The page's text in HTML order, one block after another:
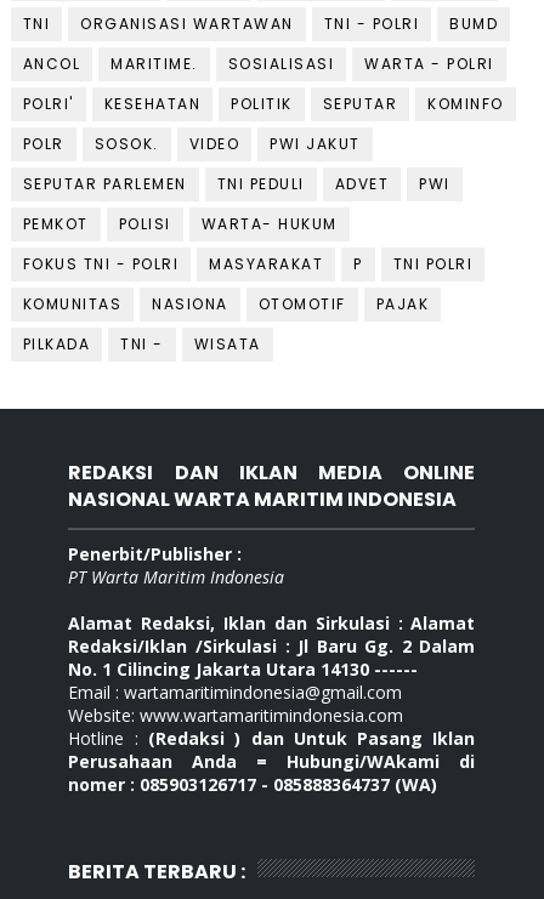
TNI
ORGANISASI WARTAWAN TNI - POLRI
BUMD
ANCOL
MARITIME. SOSIALISASI
WARTA - POLRI
POLRI'
KESEHATAN POLITIK SEPUTAR
KOMINFO
POLR
SOSOK. VIDEO
PWI JAKUT
SEPUTAR PARLEMEN
TNI PEDULI ADVET
PWI
PEMKOT
POLISI
WARTA- HUKUM
FOKUS TNI - POLRI
MASYARAKAT P
TNI POLRI
KOMUNITAS
NASIONA OTOMOTIF
PAJAK
PILKADA
TNI - WISATA
REDAKSI DAN IKLAN MEDIA ONLINE
NASIONAL WARTA MARITIM INDONESIA
Penerbit/Publisher :
PT Warta Maritim Indonesia
Alamat Redaksi, Iklan dan Sirkulasi : Alamat
Redaksi/Iklan /Sirkulasi : Jl Baru Gg. 2 Dalam
No. 1 Cilincing Jakarta Utara 14130 ------
Email : wartamaritimindonesia@gmail.com
Website: www.wartamaritimindonesia.com
Hotline : (Redaksi ) dan Untuk Pasang Iklan
Perusahaan Anda = Hubungi/WAkami di
nomer : 085903126717 - 085888364737 (WA)
BERITA TERBARU :